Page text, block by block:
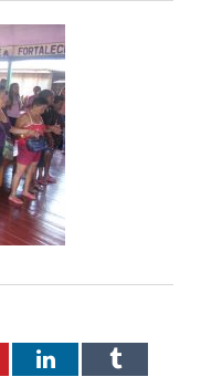
LinkedInTumblr